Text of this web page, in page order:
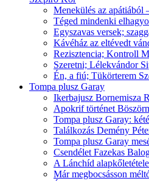
Menekülés az apátiából
Téged mindenki
Egyszavas versek;
Kávéház az eltévedt
Rezisztencia; Kontroll
Szeretni; Lélekvándor
Én, a fiú; Tükörterem
Tompa plusz Garay
Ikerbajusz Bornemisza
Apokrif történet
Tompa plusz Garay:
Találkozás Demény
Tompa plusz Garay
CsendéletFazekas
A Lánchíd alapkőletétele
Már megbocsásson